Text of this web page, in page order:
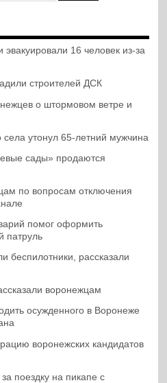
эвакуировали 16 человек из-за
строителей ДСК
о штормовом ветре и
села утонул 65-летний мужчина
сады» продаются
по вопросам отключения
помог оформить
патруль
беспилотники, рассказали
воронежцам
осужденного в Воронеже
воронежских кандидатов
поездку на пикапе с